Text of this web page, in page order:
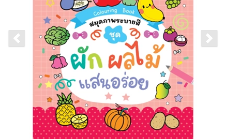
Previous slide